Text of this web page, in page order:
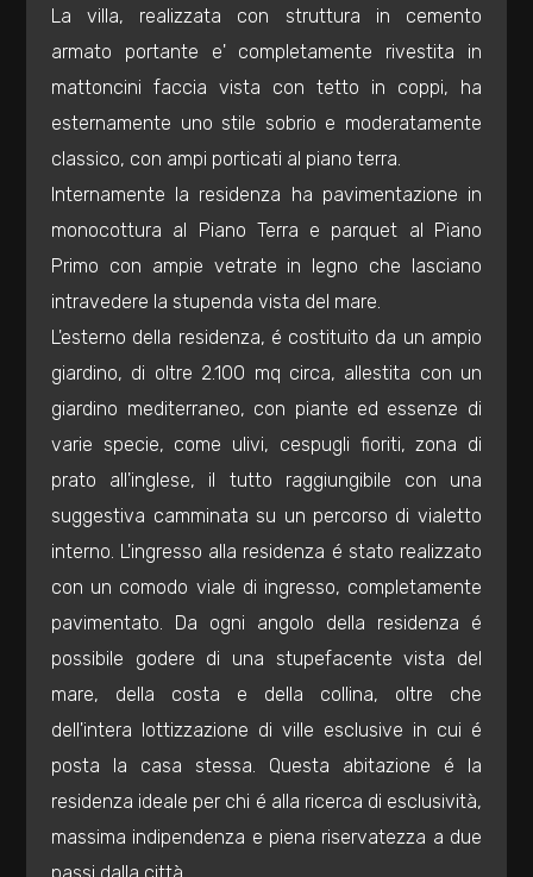
La villa, realizzata con struttura in cemento
armato portante e' completamente rivestita in
mattoncini faccia vista con tetto in coppi, ha
esternamente uno stile sobrio e moderatamente
classico, con ampi porticati al piano terra.
Internamente la residenza ha pavimentazione in
monocottura al Piano Terra e parquet al Piano
Primo con ampie vetrate in legno che lasciano
intravedere la stupenda vista del mare.
L'esterno della residenza, é costituito da un ampio
giardino, di oltre 2.100 mq circa, allestita con un
giardino mediterraneo, con piante ed essenze di
varie specie, come ulivi, cespugli fioriti, zona di
prato all'inglese, il tutto raggiungibile con una
suggestiva camminata su un percorso di vialetto
interno. L'ingresso alla residenza é stato realizzato
con un comodo viale di ingresso, completamente
pavimentato. Da ogni angolo della residenza é
possibile godere di una stupefacente vista del
mare, della costa e della collina, oltre che
dell'intera lottizzazione di ville esclusive in cui é
posta la casa stessa. Questa abitazione é la
residenza ideale per chi é alla ricerca di esclusività,
massima indipendenza e piena riservatezza a due
5+
Qualsiasi
2
3
4
5
5+
Camere
minime
Qualsiasi
1